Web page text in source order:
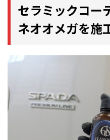
セラミックコー
ネオオメガを施